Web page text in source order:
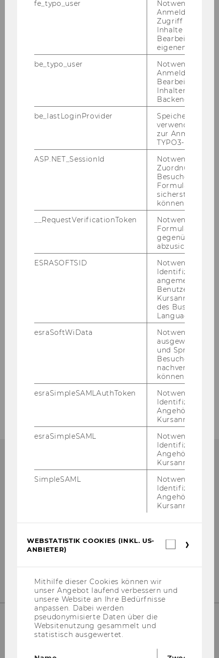
dar­aus er­wach­sen­den Kos­ten und Scha­den­er­
satz­zah­lun­gen und müs­sen diese er­set­zen.
Aus li­zenz­recht­li­chen Grün­den sind be­stimm­te
An­ge­bo­te nur für WU-​Angehörige oder zu ein­
ge­schränk­ten Be­din­gun­gen, z.B. nur in der Bi­
Benützung
Bibliotheksausweis
Kontakt
Bibliotheksinformation
(Fragen zur Recherche)
Tel:+43 1 31336-4990
fe_typo_user
Notwendig für
Anmeldung und
Zugriff auf
Inhalte oder zur
Bearbeitung des
eigenen Profils.
be_typo_user
Notwendig für
Anmeldung und
Bearbeitung von
Inhalten im
Backend.
be_lastLoginProvider
Speichert die
verwendete
zur Anmeldung
TYPO3-Backend.
ASP.NET_SessionId
Notwendig, um
Zuordnung von
Besucher zu
sicherstellen zu
können.
__RequestVerificationToken
Notwendig, um
gegenüber
abzusichern.
ESRASOFTSID
Notwendig zur
Identifizierung
angemeldeten
Benutzers im
des Business
Language
esraSoftWiData
Notwendig um
ausgewählte
und
Besuchers
nachverfolgen
können.
esraSimpleSAMLAuthToken
Notwendig zur
Identifizierung
Angehörige/r für
Kursanmeldung.
esraSimpleSAML
Notwendig zur
Identifizierung
Angehörige/r für
Kursanmeldung.
SimpleSAML
Notwendig zur
Identifizierung
Angehörige/r für
Kursanmeldung.
WEBSTATISTIK COOKIES (INKL. US-
ANBIETER)
Mithilfe dieser Cookies können wir
unser Angebot laufend verbessern und
unsere Website an Ihre Bedürfnisse
anpassen. Dabei werden
pseudonymisierte Daten über die
Websitenutzung gesammelt und
statistisch ausgewertet.